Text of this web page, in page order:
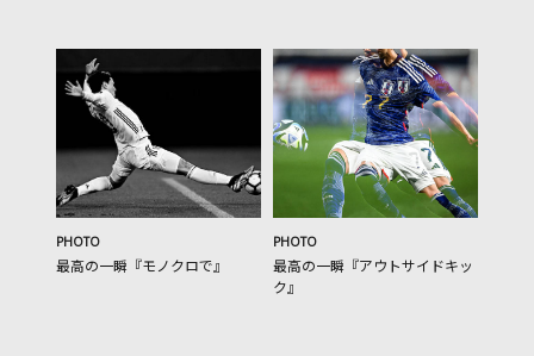
PHOTO
最高の一瞬『モノクロで』
PHOTO
最高の一瞬『アウトサイドキッ
ク』